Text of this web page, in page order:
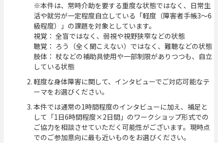
※本件は、常時介助を要する重度な状態ではなく、日常生
活や就労が一定程度自立している「軽度（障害者手帳3〜6
級程度）」の課題を対象としています。
視覚： 全盲ではなく、弱視や視野狭窄などの状態
聴覚： ろう（全く聞こえない）ではなく、難聴などの状態
肢体： 杖などの補助具使用や一部制限がありつつも、自立
している状態
軽度な身体障害に関して、インタビューでご対応可能なテ
ーマをお選びください。
本件では通常の1時間程度のインタビューに加え、補足と
して「1日6時間程度×2日間」のワークショップ形式での
ご協力を相談させていただく可能性がございます。現時点
でのご参加意向に最も近いものをお選びください。